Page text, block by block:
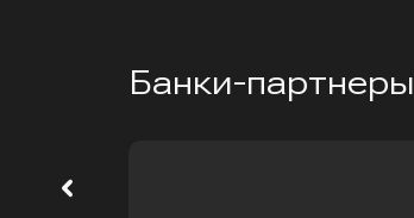
Банки-партнеры